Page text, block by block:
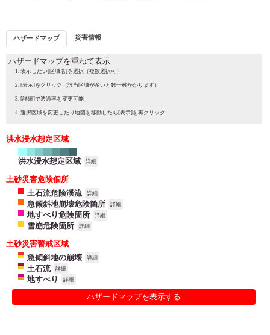
ハザードマップ 災害情報
ハザードマップを重ねて表示
表示したい[区域名]を選択（複数選択可）
[表示]をクリック（該当区域が多いと数十秒かかります）
[詳細]で透過率を変更可能
選択区域を変更したり地図を移動したら[表示]を再クリック
洪水浸水想定区域
洪水浸水想定区域 詳細
土砂災害危険個所
土石流危険渓流
詳細
急傾斜地崩壊危険箇所 詳細
地すべり危険箇所 詳細
雪崩危険箇所 詳細
土砂災害警戒区域
急傾斜地の崩壊
詳細
土石流 詳細
地すべり 詳細
ハザードマップを表示する